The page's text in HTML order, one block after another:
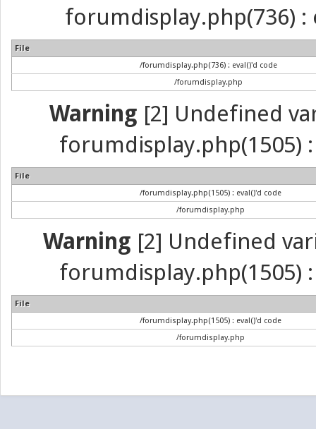
forumdisplay.php(736) :
File
/forumdisplay.php(736) : eval()'d code
/forumdisplay.php
Warning [2] Undefined
forumdisplay.php(1505)
File
/forumdisplay.php(1505) : eval()'d code
/forumdisplay.php
Warning [2] Undefined
forumdisplay.php(1505)
File
/forumdisplay.php(1505) : eval()'d code
/forumdisplay.php